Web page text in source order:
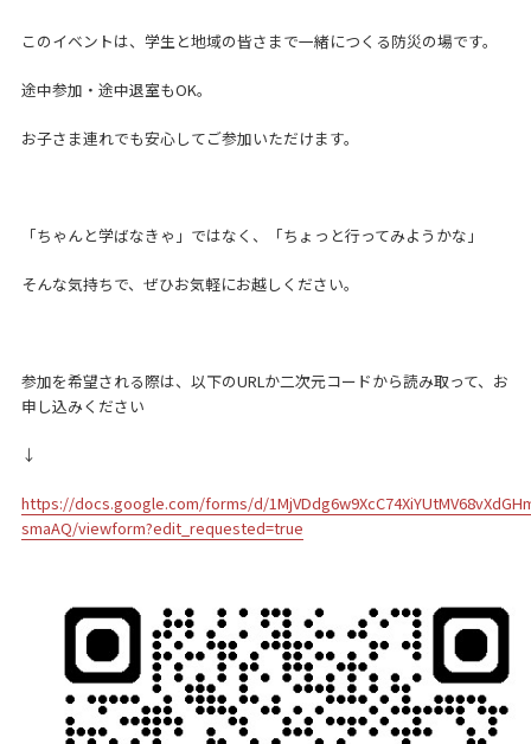
このイベントは、学生と地域の皆さまで一緒につくる防災の場です。
途中参加・途中退室もOK。
お子さま連れでも安心してご参加いただけます。
「ちゃんと学ばなきゃ」ではなく、「ちょっと行ってみようかな」
そんな気持ちで、ぜひお気軽にお越しください。
参加を希望される際は、以下のURLか二次元コードから読み取って、お
申し込みください
↓
https://docs.google.com/forms/d/
smaAQ/viewform?edit_requested=true